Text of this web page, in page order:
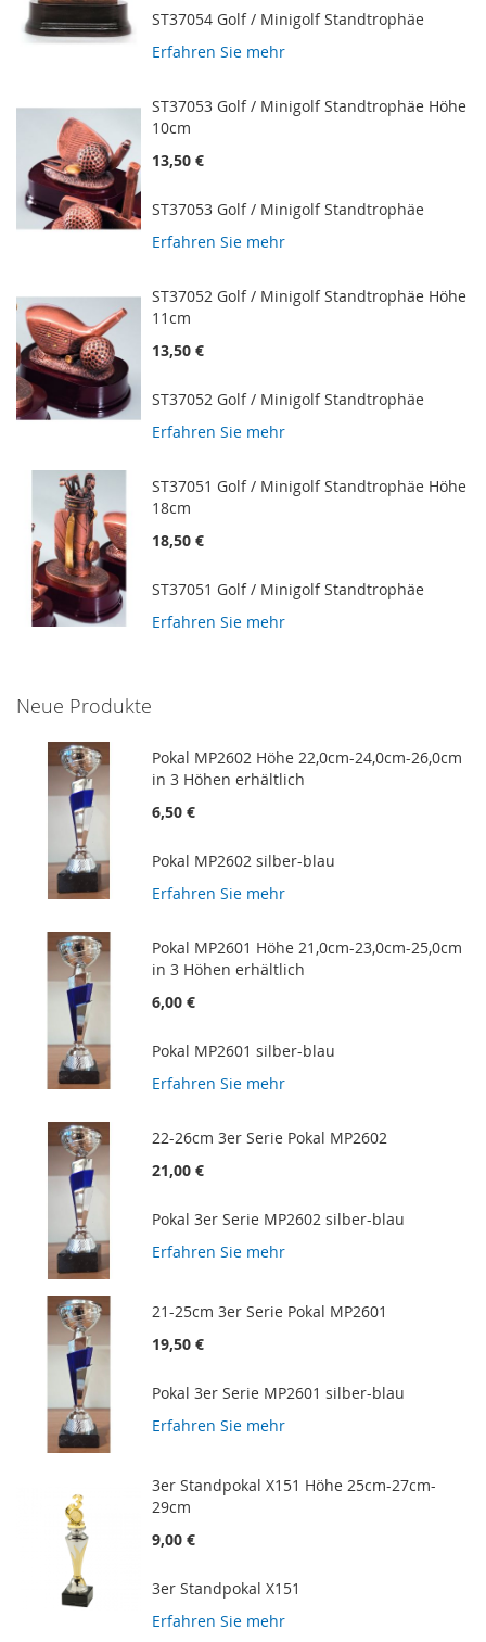
ST37054 Golf / Minigolf Standtrophäe
Erfahren Sie mehr
ST37053 Golf / Minigolf Standtrophäe Höhe
10cm
13,50 €
ST37053 Golf / Minigolf Standtrophäe
Erfahren Sie mehr
ST37052 Golf / Minigolf Standtrophäe Höhe
11cm
13,50 €
ST37052 Golf / Minigolf Standtrophäe
Erfahren Sie mehr
ST37051 Golf / Minigolf Standtrophäe Höhe
18cm
18,50 €
ST37051 Golf / Minigolf Standtrophäe
Erfahren Sie mehr
Neue Produkte
Pokal MP2602 Höhe 22,0cm-24,0cm-26,0cm
in 3 Höhen erhältlich
6,50 €
Pokal MP2602 silber-blau
Erfahren Sie mehr
Pokal MP2601 Höhe 21,0cm-23,0cm-25,0cm
in 3 Höhen erhältlich
6,00 €
Pokal MP2601 silber-blau
Erfahren Sie mehr
22-26cm 3er Serie Pokal MP2602
21,00 €
Pokal 3er Serie MP2602 silber-blau
Erfahren Sie mehr
21-25cm 3er Serie Pokal MP2601
19,50 €
Pokal 3er Serie MP2601 silber-blau
Erfahren Sie mehr
3er Standpokal X151 Höhe 25cm-27cm-
29cm
9,00 €
3er Standpokal X151
Erfahren Sie mehr